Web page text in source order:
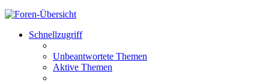
Schnellzugriff
Unbeantwortete Themen
Aktive Themen